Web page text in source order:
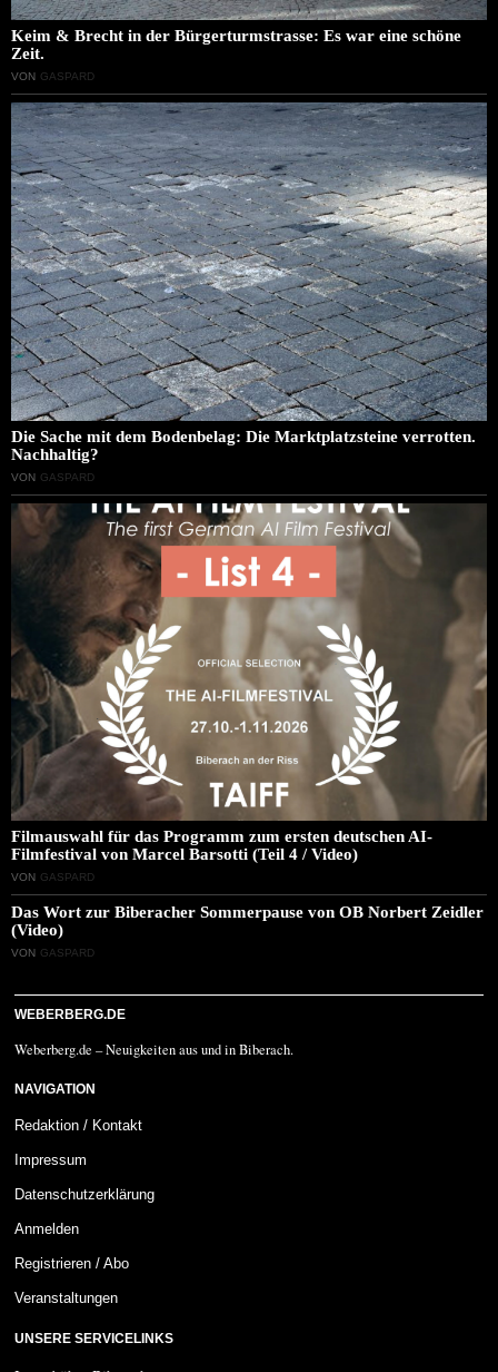
Keim & Brecht in der Bürgerturmstrasse: Es war eine schöne
Zeit.
VON GASPARD
Die Sache mit dem Bodenbelag: Die Marktplatzsteine verrotten.
Nachhaltig?
VON GASPARD
Filmauswahl für das Programm zum ersten deutschen AI-
Filmfestival von Marcel Barsotti (Teil 4 / Video)
VON GASPARD
Das Wort zur Biberacher Sommerpause von OB Norbert Zeidler
(Video)
VON GASPARD
WEBERBERG.DE
Weberberg.de – Neuigkeiten aus und in Biberach.
NAVIGATION
Redaktion / Kontakt
Impressum
Datenschutzerklärung
Anmelden
Registrieren / Abo
Veranstaltungen
UNSERE SERVICELINKS